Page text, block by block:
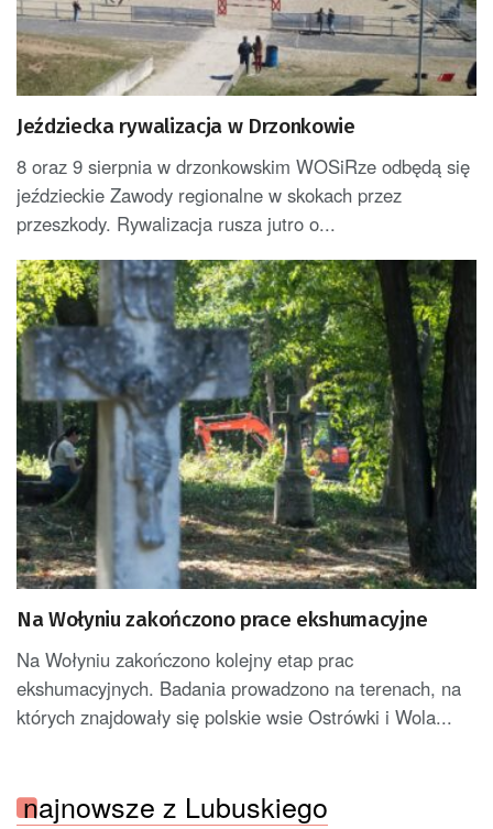
Jeździecka rywalizacja w Drzonkowie
8 oraz 9 sierpnia w drzonkowskim WOSiRze odbędą się
jeździeckie Zawody regionalne w skokach przez
przeszkody. Rywalizacja rusza jutro o...
Na Wołyniu zakończono prace ekshumacyjne
Na Wołyniu zakończono kolejny etap prac
ekshumacyjnych. Badania prowadzono na terenach, na
których znajdowały się polskie wsie Ostrówki i Wola...
najnowsze z Lubuskiego